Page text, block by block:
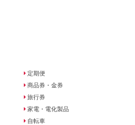
定期便
商品券・金券
旅行券
家電・電化製品
自転車